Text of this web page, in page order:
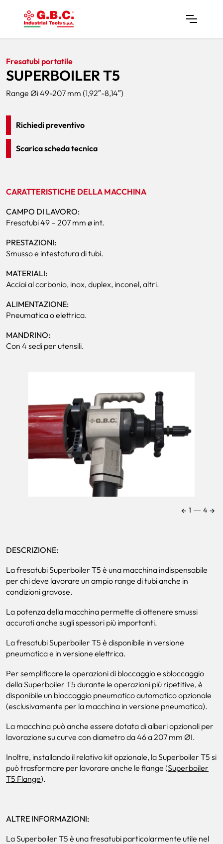
Home Prodotti
← 1 ― 4 →
Fresatubi portatile
SUPERBOILER T5
Range Øi 49-207 mm (1,92″-8,14″)
Richiedi preventivo
Scarica scheda tecnica
CARATTERISTICHE DELLA MACCHINA
CAMPO DI LAVORO:
Fresatubi 49 – 207 mm ø int.
PRESTAZIONI:
Smusso e intestatura di tubi.
MATERIALI:
Acciai al carbonio, inox, duplex, inconel, altri.
ALIMENTAZIONE:
Pneumatica o elettrica.
MANDRINO:
Con 4 sedi per utensili.
DESCRIZIONE:
La fresatubi Superboiler T5 è una macchina indispensabile
per chi deve lavorare un ampio range di tubi anche in
condizioni gravose.
La potenza della macchina permette di ottenere smussi
accurati anche sugli spessori più importanti.
La fresatubi Superboiler T5 è disponibile in versione
pneumatica e in versione elettrica.
Per semplificare le operazioni di bloccaggio e sbloccaggio
della Superboiler T5 durante le operazioni più ripetitive, è
disponibile un bloccaggio pneumatico automatico opzionale
(esclusivamente per la macchina in versione pneumatica).
La macchina può anche essere dotata di alberi opzionali per
lavorazione su curve con diametro da 46 a 207 mm ØI.
Inoltre, installando il relativo kit opzionale, la Superboiler T5 si
può trasformare per lavorare anche le flange (Superboiler
T5 Flange).
ALTRE INFORMAZIONI:
La Superboiler T5 è una fresatubi particolarmente utile nel